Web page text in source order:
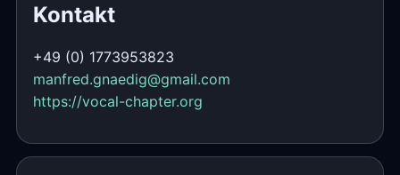
Kontakt
+49 (0) 1773953823
manfred.gnaedig@gmail.com
https://vocal-chapter.org